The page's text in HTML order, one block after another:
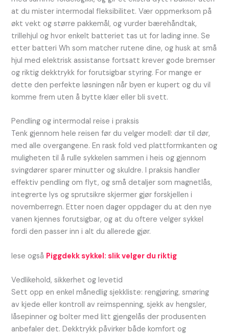
at du mister intermodal fleksibilitet. Vær oppmerksom på
økt vekt og større pakkemål, og vurder bærehåndtak,
trillehjul og hvor enkelt batteriet tas ut for lading inne. Se
etter batteri Wh som matcher rutene dine, og husk at små
hjul med elektrisk assistanse fortsatt krever gode bremser
og riktig dekktrykk for forutsigbar styring. For mange er
dette den perfekte løsningen når byen er kupert og du vil
komme frem uten å bytte klær eller bli svett.
Pendling og intermodal reise i praksis
Tenk gjennom hele reisen før du velger modell: dør til dør,
med alle overgangene. En rask fold ved plattformkanten og
muligheten til å rulle sykkelen sammen i heis og gjennom
svingdører sparer minutter og skuldre. I praksis handler
effektiv pendling om flyt, og små detaljer som magnetlås,
integrerte lys og sprutsikre skjermer gjør forskjellen i
novemberregn. Etter noen dager oppdager du at den nye
vanen kjennes forutsigbar, og at du oftere velger sykkel
fordi den passer inn i alt du allerede gjør.
lese også Piggdekk sykkel: slik velger du riktig
Vedlikehold, sikkerhet og levetid
Sett opp en enkel månedlig sjekkliste: rengjøring, smøring
av kjede eller kontroll av reimspenning, sjekk av hengsler,
låsepinner og bolter med litt gjengelås der produsenten
anbefaler det. Dekktrykk påvirker både komfort og